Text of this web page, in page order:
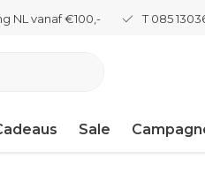
NL vanaf €100,- T 085
Sale